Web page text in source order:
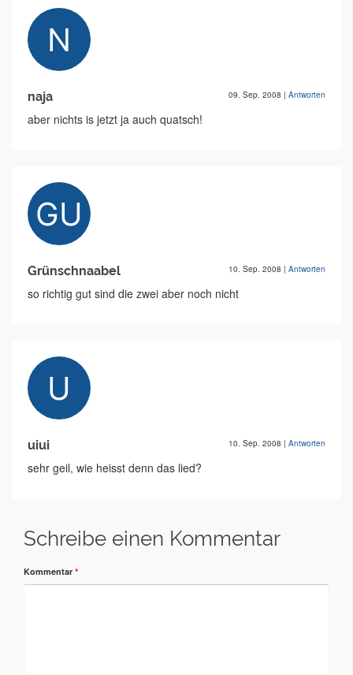
naja 09. Sep. 2008 | Antworten
aber nichts is jetzt ja auch quatsch!
Grünschnaabel 10. Sep. 2008 | Antworten
so richtig gut sind die zwei aber noch nicht
uiui 10. Sep. 2008 | Antworten
sehr geil, wie heisst denn das lied?
Schreibe einen Kommentar
Kommentar *